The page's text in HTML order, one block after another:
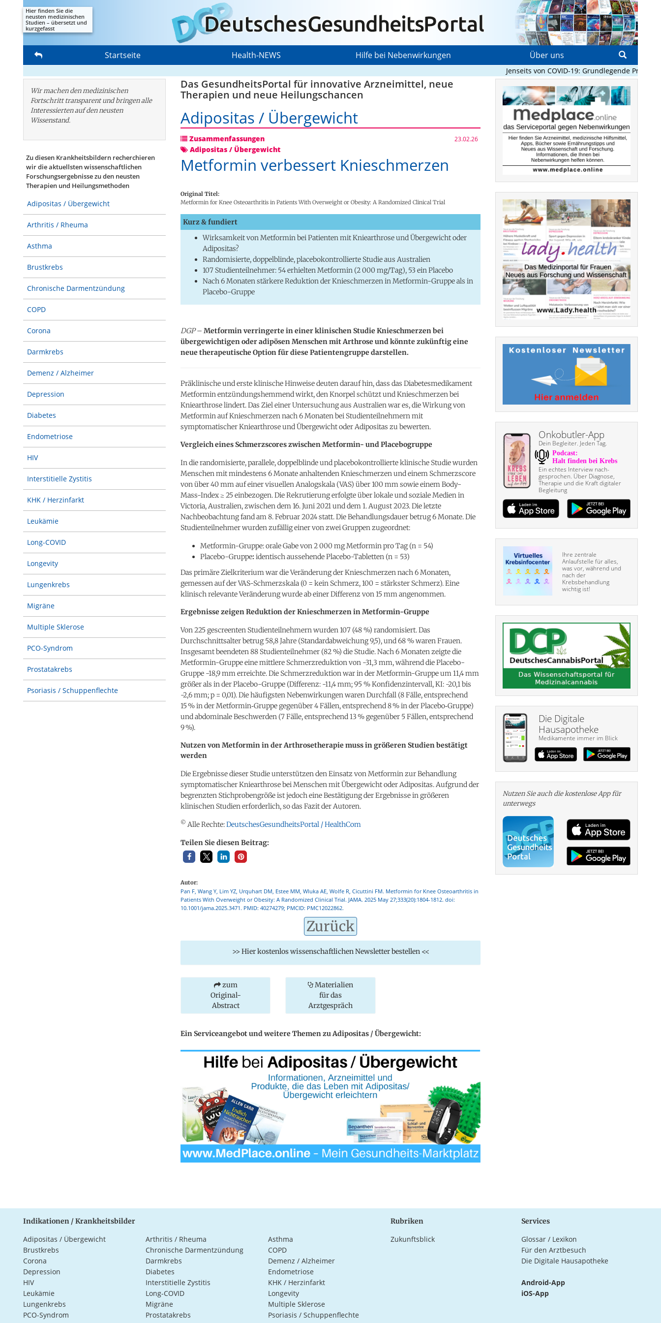
Hier finden Sie die
neusten medizinischen
Studien – übersetzt und
kurzgefasst
Startseite Health-NEWS Hilfe bei Nebenwirkungen Über uns
Jenseits von COVID-19: Grundlegende Prinzipien,
Wir machen den medizinischen
Fortschritt transparent und bringen alle
Interessierten auf den neusten
Wissenstand.
Zu diesen Krankheitsbildern recherchieren
wir die aktuellsten wissenschaftlichen
Forschungs­ergebnisse zu den neusten
Therapien und Heilungsmethoden
Adipositas / Übergewicht
Arthritis / Rheuma
Asthma
Brustkrebs
Chronische Darmentzündung
COPD
Corona
Darmkrebs
Demenz / Alzheimer
Depression
Diabetes
Endometriose
HIV
Interstitielle Zystitis
KHK / Herzinfarkt
Leukämie
Long-COVID
Longevity
Lungenkrebs
Migräne
Multiple Sklerose
PCO-Syndrom
Prostatakrebs
Psoriasis / Schuppenflechte
Das GesundheitsPortal für innovative Arzneimittel, neue
Therapien und neue Heilungschancen
Adipositas / Übergewicht
Zusammenfassungen 23.02.26
Adipositas / Übergewicht
Metformin verbessert Knieschmerzen
Original Titel:
Metformin for Knee Osteoarthritis in Patients With Overweight or Obesity: A Randomized Clinical Trial
Kurz & fundiert
Wirksamkeit von Metformin bei Patienten mit Kniearthrose und Übergewicht oder
Adipositas?
Randomisierte, doppelblinde, placebokontrollierte Studie aus Australien
107 Studienteilnehmer: 54 erhielten Metformin (2 000 mg/Tag), 53 ein Placebo
Nach 6 Monaten stärkere Reduktion der Knieschmerzen in Metformin-Gruppe als in
Placebo-Gruppe
DGP– Metformin verringerte in einer klinischen Studie Knieschmerzen bei
übergewichtigen oder adipösen Menschen mit Arthrose und könnte zukünftig eine
neue therapeutische Option für diese Patientengruppe darstellen.
Präklinische und erste klinische Hinweise deuten darauf hin, dass das Diabetesmedikament
Metformin entzündungshemmend wirkt, den Knorpel schützt und Knieschmerzen bei
Kniearthrose lindert. Das Ziel einer Untersuchung aus Australien war es, die Wirkung von
Metformin auf Knieschmerzen nach 6 Monaten bei Studienteilnehmern mit
symptomatischer Kniearthrose und Übergewicht oder Adipositas zu bewerten.
Vergleich eines Schmerzscores zwischen Metformin- und Placebogruppe
In die randomisierte, parallele, doppelblinde und placebokontrollierte klinische Studie wurden
Menschen mit mindestens 6 Monate anhaltenden Knieschmerzen und einem Schmerzscore
von über 40 mm auf einer visuellen Analogskala (VAS) über 100 mm sowie einem Body-
Mass-Index ≥ 25 einbezogen. Die Rekrutierung erfolgte über lokale und soziale Medien in
Victoria, Australien, zwischen dem 16. Juni 2021 und dem 1. August 2023. Die letzte
Nachbeobachtung fand am 8. Februar 2024 statt. Die Behandlungsdauer betrug 6 Monate. Die
Studienteilnehmer wurden zufällig einer von zwei Gruppen zugeordnet:
Metformin-Gruppe: orale Gabe von 2 000 mg Metformin pro Tag (n = 54)
Placebo-Gruppe:identisch aussehende Placebo-Tabletten (n = 53)
Das primäre Zielkriterium war die Veränderung der Knieschmerzen nach 6 Monaten,
gemessen auf der VAS-Schmerzskala (0 = kein Schmerz, 100 = stärkster Schmerz). Eine
klinisch relevante Veränderung wurde ab einer Differenz von 15 mm angenommen.
Ergebnisse zeigen Reduktion der Knieschmerzen in Metformin-Gruppe
Von 225 gescreenten Studienteilnehmern wurden 107 (48 %) randomisiert. Das
Durchschnittsalter betrug 58,8 Jahre (Standardabweichung 9,5), und 68 % waren Frauen.
Insgesamt beendeten 88 Studienteilnehmer (82 %) die Studie. Nach 6 Monaten zeigte die
Metformin-Gruppe eine mittlere Schmerzreduktion von -31,3 mm, während die Placebo-
Gruppe -18,9 mm erreichte. Die Schmerzreduktion war in der Metformin-Gruppe um 11,4 mm
größer als in der Placebo-Gruppe (Differenz: -11,4 mm; 95 % Konfidenzintervall, KI: -20,1 bis
-2,6 mm; p = 0,01). Die häufigsten Nebenwirkungen waren Durchfall (8 Fälle, entsprechend
15 % in der Metformin‑Gruppe gegenüber 4 Fällen, entsprechend 8 % in der Placebo‑Gruppe)
und abdominale Beschwerden (7 Fälle, entsprechend 13 % gegenüber 5 Fällen, entsprechend
9 %).
Nutzen von Metformin in der Arthrosetherapie muss in größeren Studien bestätigt
werden
Die Ergebnisse dieser Studie unterstützen den Einsatz von Metformin zur Behandlung
symptomatischer Kniearthrose bei Menschen mit Übergewicht oder Adipositas. Aufgrund der
begrenzten Stichprobengröße ist jedoch eine Bestätigung der Ergebnisse in größeren
klinischen Studien erforderlich, so das Fazit der Autoren.
© Alle Rechte:DeutschesGesundheitsPortal / HealthCom
Teilen Sie diesen Beitrag:
Autor:
Pan F, Wang Y, Lim YZ, Urquhart DM, Estee MM, Wluka AE, Wolfe R, Cicuttini FM. Metformin for Knee Osteoarthritis in
Patients With Overweight or Obesity: A Randomized Clinical Trial. JAMA. 2025 May 27;333(20):1804-1812. doi:
10.1001/jama.2025.3471. PMID: 40274279; PMCID: PMC12022862.
Zurück
>> Hier kostenlos wissenschaftlichen Newsletter bestellen <<
zum
Original-
Abstract
Materialien
für das
Arztgespräch
Ein Serviceangebot und weitere Themen zu Adipositas / Übergewicht:
Onkobutler-App
Dein Begleiter. Jeden Tag.
Ein echtes Interview nach­
gesprochen. Über Diagnose,
Therapie und die Kraft digitaler
Begleitung
Ihre zentrale
Anlaufstelle für alles,
was vor, während und
nach der
Krebsbehandlung
wichtig ist!
Die Digitale
Hausapotheke
Medikamente immer im Blick
Nutzen Sie auch die kosten­lose App für
unterwegs
Indikationen / Krankheitsbilder
Adipositas / Übergewicht Arthritis / Rheuma
Asthma
Brustkrebs
Chronische Darmentzündung
COPD
Corona
Darmkrebs
Demenz / Alzheimer
Depression
Diabetes
Endometriose
HIV
Interstitielle Zystitis
KHK / Herzinfarkt
Leukämie
Long-COVID
Longevity
Lungenkrebs
Migräne
Multiple Sklerose
PCO-Syndrom
Prostatakrebs Psoriasis / Schuppenflechte
Rubriken
Zukunftsblick
Services
Glossar / Lexikon
Für den Arztbesuch
Die Digitale Hausapotheke
Android-App
iOS-App